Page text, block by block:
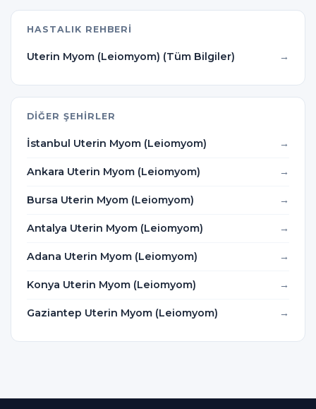
HASTALIK REHBERI
Uterin Myom (Leiomyom) (Tüm Bilgiler)
DIĞER ŞEHIRLER
İstanbul Uterin Myom (Leiomyom)
Ankara Uterin Myom (Leiomyom)
Bursa Uterin Myom (Leiomyom)
Antalya Uterin Myom (Leiomyom)
Adana Uterin Myom (Leiomyom)
Konya Uterin Myom (Leiomyom)
Gaziantep Uterin Myom (Leiomyom)